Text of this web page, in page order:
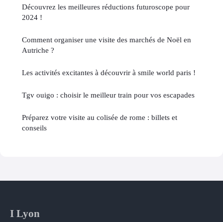
Découvrez les meilleures réductions futuroscope pour
2024 !
Comment organiser une visite des marchés de Noël en
Autriche ?
Les activités excitantes à découvrir à smile world paris !
Tgv ouigo : choisir le meilleur train pour vos escapades
Préparez votre visite au colisée de rome : billets et
conseils
I Lyon